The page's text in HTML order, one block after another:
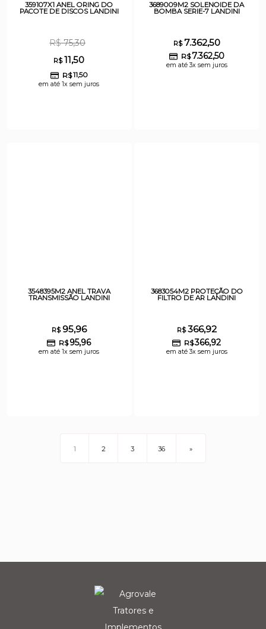
359107X1 ANEL ORING DO
PACOTE DE DISCOS LANDINI
R$75,30
R$11,50
R$11,50
em até 1x sem juros
3689009M2 SOLENOIDE DA
BOMBA SERIE-7 LANDINI
R$7.362,50
R$7.362,50
em até 3x sem juros
3548395M2 ANEL TRAVA
TRANSMISSÃO LANDINI
R$95,96
R$95,96
em até 1x sem juros
3683054M2 PROTEÇÃO DO
FILTRO DE AR LANDINI
R$366,92
R$366,92
em até 3x sem juros
1 2 3 36 »